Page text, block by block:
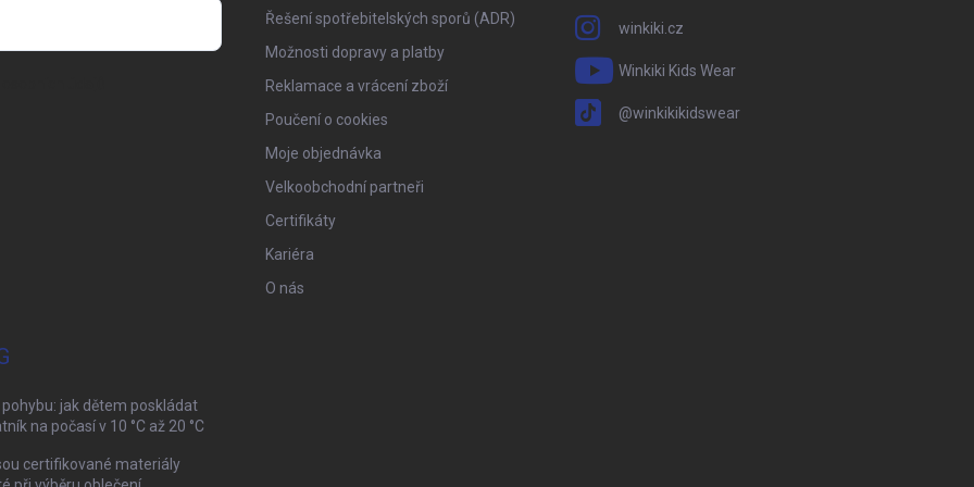
Řešení spotřebitelských sporů (ADR)
Možnosti dopravy a platby
Reklamace a vrácení zboží
Poučení o cookies
Moje objednávka
Velkoobchodní partneři
Certifikáty
Kariéra
O nás
winkiki.cz
Winkiki Kids Wear
@winkikikidswear
jak dětem poskládat
na počasí v 10 °C až 20 °C
certifikované materiály